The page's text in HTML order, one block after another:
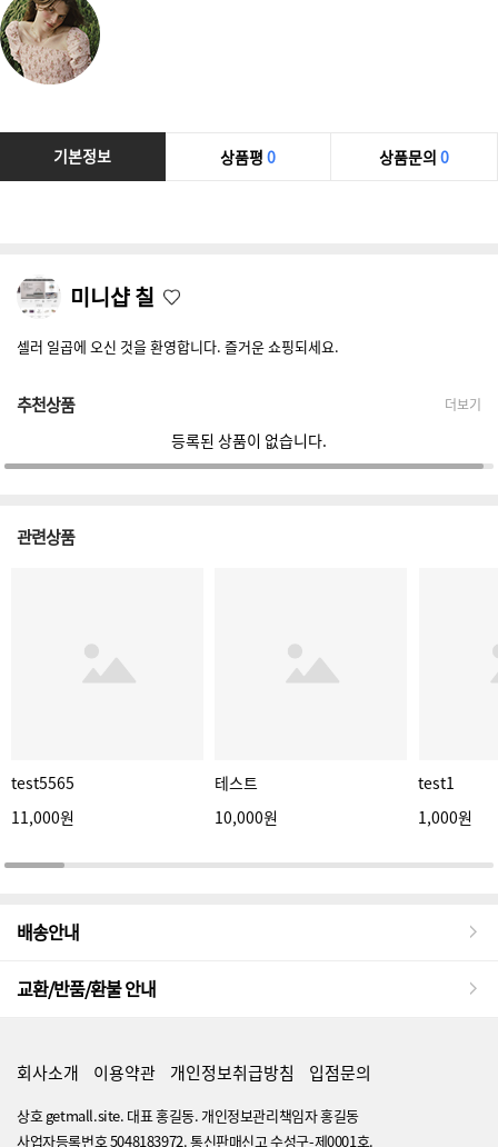
기본정보 상품평 0 상품문의 0
미니샵 칠
셀러 일곱에 오신 것을 환영합니다. 즐거운 쇼핑되세요.
추천상품 더보기
등록된 상품이 없습니다.
관련상품
test5565
11,000원
테스트
10,000원
test1
1,000원
배송안내
교환/반품/환불 안내
회사소개 이용약관 개인정보취급방침 입점문의
상호 getmall.site. 대표 홍길동. 개인정보관리책임자 홍길동
사업자등록번호 5048183972. 통신판매신고 수성구-제0001호.